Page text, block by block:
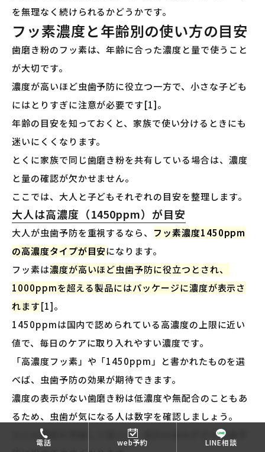
電話 web予約 LINE相談
を無理なく続けられるかどうかです。
フッ素濃度と年齢別の使い方の目安
歯磨き粉のフッ素は、年齢に合った濃度と量で使うこと
が大切です。
濃度が高いほど虫歯予防に役立つ一方で、小さな子ども
にはとりすぎに注意が必要です[1]。
年齢の目安を知っておくと、家族で使い分けるときにも
迷いにくくなります。
とくに家族で同じ歯磨き粉を共有している場合は、濃度
と量の確認が欠かせません。
ここでは、大人と子どもそれぞれの目安を整理します。
大人は高濃度（1450ppm）が目安
大人が虫歯予防を重視するなら、 フッ素濃度1450ppm
の高濃度タイプが目安になります。
フッ素は濃度が高いほど虫歯予防に役立つとされ、
1000ppmを超える製品にはパッケージに濃度が表示さ
れます[1]。
1450ppmは国内で認められている高濃度の上限に近い
値で、毎日のケアに取り入れやすい濃度です。
「高濃度フッ素」や「1450ppm」と書かれたものを選
べば、虫歯予防の効果が期待できます。
濃度の表示がない歯磨き粉は低濃度や無配合のこともあ
るため、虫歯が気になる人は数字を確認しましょう。
大人は濃度を意識して選ぶと、毎日の歯みがきを虫歯予